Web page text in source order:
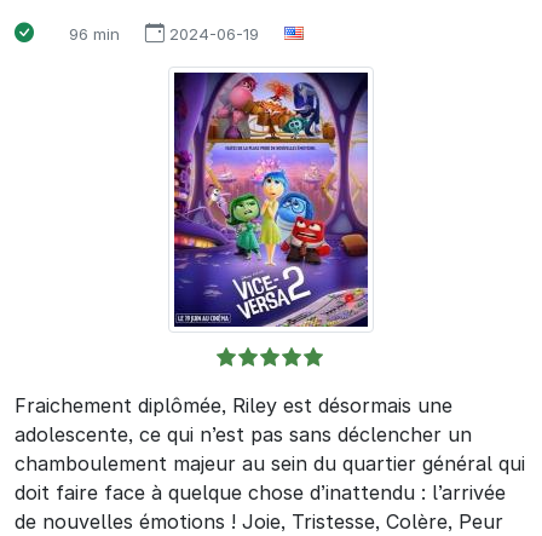
96 min 2024-06-19
Fraichement diplômée, Riley est désormais une
adolescente, ce qui n’est pas sans déclencher un
chamboulement majeur au sein du quartier général qui
doit faire face à quelque chose d’inattendu : l’arrivée
de nouvelles émotions ! Joie, Tristesse, Colère, Peur